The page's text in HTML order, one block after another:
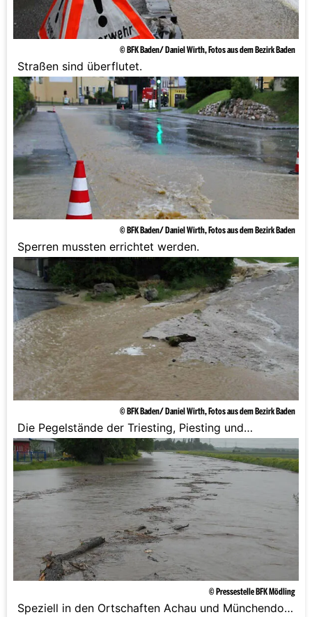
© BFK Baden/ Daniel Wirth, Fotos aus dem Bezirk Baden
Straßen sind überflutet.
© BFK Baden/ Daniel Wirth, Fotos aus dem Bezirk Baden
Sperren mussten errichtet werden.
© BFK Baden/ Daniel Wirth, Fotos aus dem Bezirk Baden
Die Pegelstände der Triesting, Piesting und
Schwechat steigen.
© Pressestelle BFK Mödling
Speziell in den Ortschaften Achau und Münchendorf